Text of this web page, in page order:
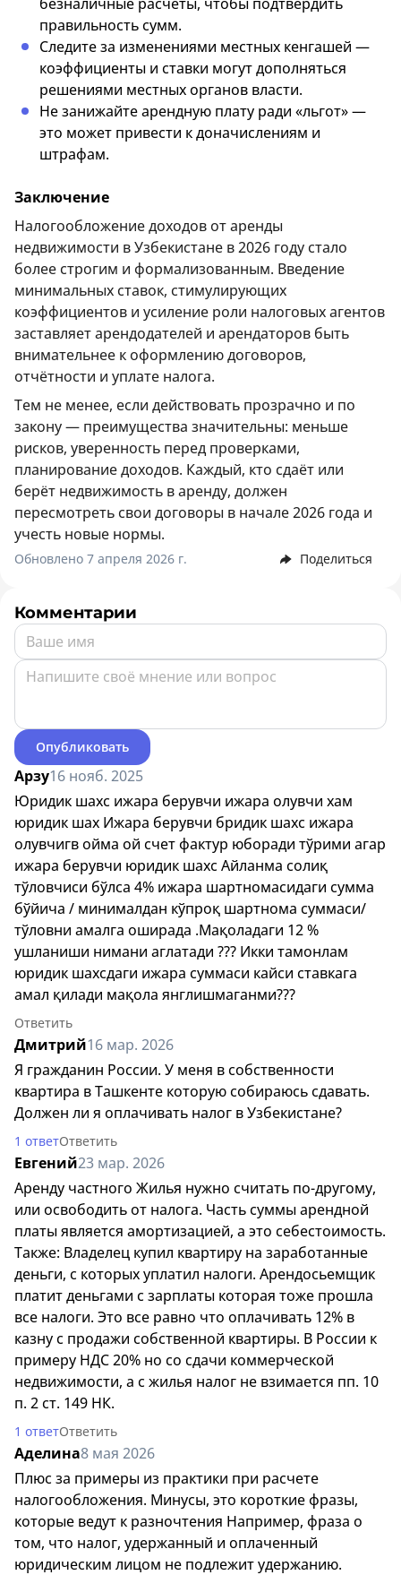
правильность сумм.
Следите за изменениями местных кенгашей —
коэффициенты и ставки могут дополняться
решениями местных органов власти.
Не занижайте арендную плату ради «льгот» —
это может привести к доначислениям и
штрафам.
Заключение
Налогообложение доходов от аренды
недвижимости в Узбекистане в 2026 году стало
более строгим и формализованным. Введение
минимальных ставок, стимулирующих
коэффициентов и усиление роли налоговых агентов
заставляет арендодателей и арендаторов быть
внимательнее к оформлению договоров,
отчётности и уплате налога.
Тем не менее, если действовать прозрачно и по
закону — преимущества значительны: меньше
рисков, уверенность перед проверками,
планирование доходов. Каждый, кто сдаёт или
берёт недвижимость в аренду, должен
пересмотреть свои договоры в начале 2026 года и
учесть новые нормы.
Обновлено 7 апреля 2026 г. Поделиться
Комментарии
Опубликовать
Арзу16 нояб. 2025
Юридик шахс ижара берувчи ижара олувчи хам
юридик шах Ижара берувчи бридик шахс ижара
олувчигв ойма ой счет фактур юборади тўрими агар
ижара берувчи юридик шахс Айланма солиқ
тўловчиси бўлса 4% ижара шартномасидаги сумма
бўйича / минималдан кўпроқ шартнома суммаси/
тўловни амалга оширада .Мақоладаги 12 %
ушланиши нимани аглатади ??? Икки тамонлам
юридик шахсдаги ижара суммаси кайси ставкага
амал қилади мақола янглишмаганми???
Ответить
Дмитрий16 мар. 2026
Я гражданин России. У меня в собственности
квартира в Ташкенте которую собираюсь сдавать.
Должен ли я оплачивать налог в Узбекистане?
1 ответОтветить
Евгений23 мар. 2026
Аренду частного Жилья нужно считать по-другому,
или освободить от налога. Часть суммы арендной
платы является амортизацией, а это себестоимость.
Также: Владелец купил квартиру на заработанные
деньги, с которых уплатил налоги. Арендосьемщик
платит деньгами с зарплаты которая тоже прошла
все налоги. Это все равно что оплачивать 12% в
казну с продажи собственной квартиры. В России к
примеру НДС 20% но со сдачи коммерческой
недвижимости, а с жилья налог не взимается пп. 10
п. 2 ст. 149 НК.
1 ответОтветить
Аделина8 мая 2026
Плюс за примеры из практики при расчете
налогообложения. Минусы, это короткие фразы,
которые ведут к разночтения Например, фраза о
том, что налог, удержанный и оплаченный
юридическим лицом не подлежит удержанию.